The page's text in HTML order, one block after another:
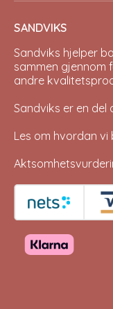
SANDVIKS
Sandviks hjelper
sammen gjennom
andre
Sandviks er en del
Les om hvordan vi